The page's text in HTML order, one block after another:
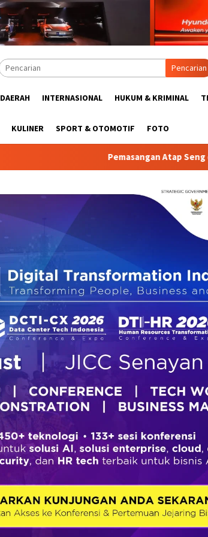
Pencarian
DAERAH INTERNASIONAL HUKUM & KRIMINAL
KULINER SPORT & OTOMOTIF FOTO
Pemasangan Atap Seng dan Plafon SMP